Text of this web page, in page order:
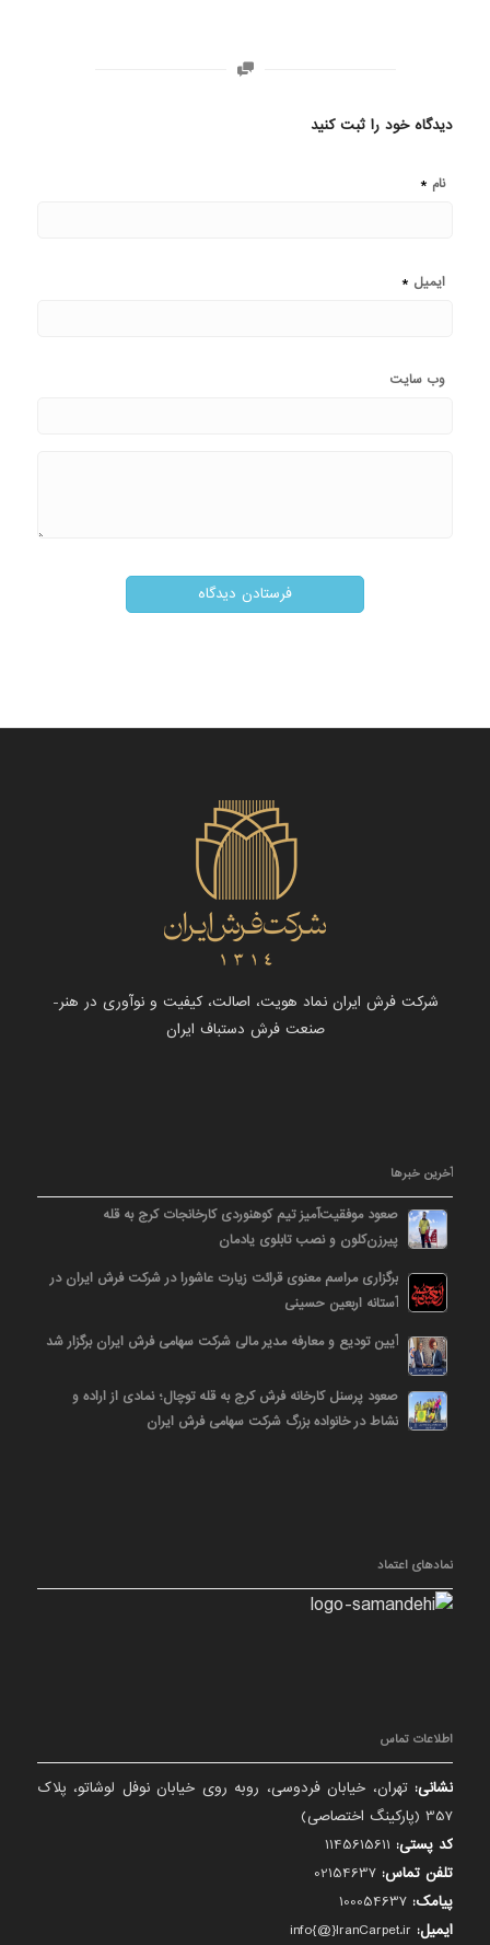
دیدگاه خود را ثبت کنید
نام *
ایمیل *
وب‌ سایت
شرکت فرش ایران نماد هویت، اصالت، کیفیت و نوآوری در هنر-
صنعت فرش دستباف ایران
آخرین خبرها
صعود موفقیت‌آمیز تیم کوهنوردی کارخانجات کرج به قله
پیرزن‌کلون و نصب تابلوی یادمان
برگزاری مراسم معنوی قرائت زیارت عاشورا در شرکت فرش ایران در
آستانه اربعین حسینی
آیین تودیع و معارفه مدیر مالی شرکت سهامی فرش ایران برگزار شد
صعود پرسنل کارخانه فرش کرج به قله توچال؛ نمادی از اراده و
نشاط در خانواده بزرگ شرکت سهامی فرش ایران
نمادهای اعتماد
اطلاعات تماس
نشانی: تهران، خیابان فردوسی، روبه روی خیابان نوفل لوشاتو، پلاک
357 (پارکینگ اختصاصی)
کد پستی:
تلفن تماس:
پیامک:
ایمیل: